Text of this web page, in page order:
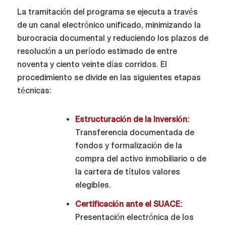
La tramitación del programa se ejecuta a través
de un canal electrónico unificado, minimizando la
burocracia documental y reduciendo los plazos de
resolución a un período estimado de entre
noventa y ciento veinte días corridos. El
procedimiento se divide en las siguientes etapas
técnicas:
Estructuración de la Inversión:
Transferencia documentada de
fondos y formalización de la
compra del activo inmobiliario o de
la cartera de títulos valores
elegibles.
Certificación ante el SUACE:
Presentación electrónica de los